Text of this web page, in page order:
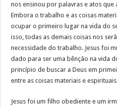
nos ensinou por palavras e atos que
Embora o trabalho e as coisas
ocupar o primeiro lugar na vida do
isso, todas as demais coisas nos
necessidade do trabalho. Jesus foi
dado para ser uma bênção na vida
princípio de buscar a Deus em
entre as coisas materiais e
Jesus foi um filho obediente e um